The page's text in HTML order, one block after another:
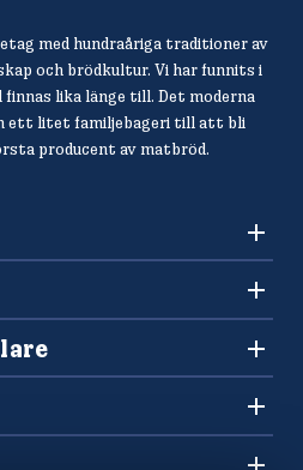
med hundraåriga traditioner av
och brödkultur. Vi har funnits i
lika länge till. Det moderna
ett litet familjebageri till att bli
producent av matbröd.